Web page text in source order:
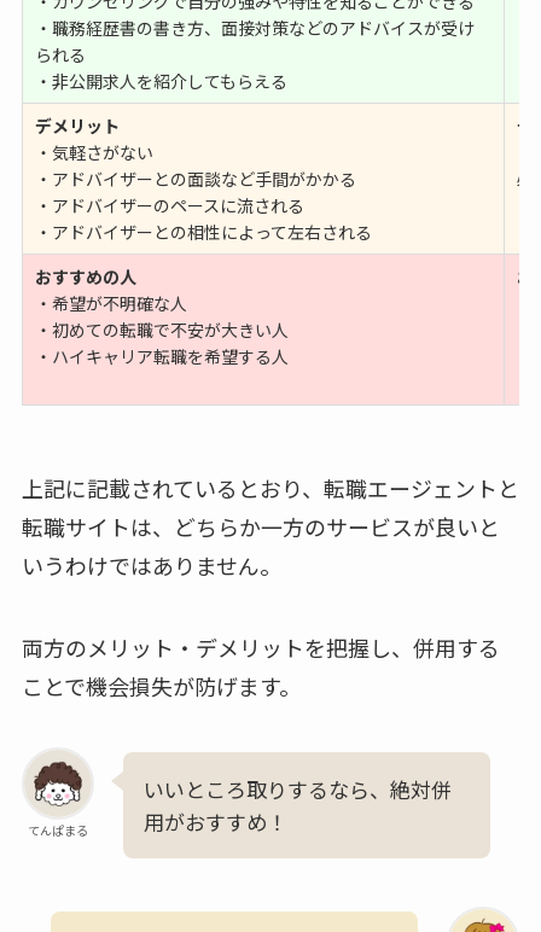
・職務経歴書の書き方、面接対策などのアドバイスが受け
られる
・非公開求人を紹介してもらえる
デメリット
・気軽さがない
・アドバイザーとの面談など手間がかかる
・アドバイザーのペースに流される
・アドバイザーとの相性によって左右される
デ
必
おすすめの人
・希望が不明確な人
・初めての転職で不安が大きい人
・ハイキャリア転職を希望する人
お
上記に記載されているとおり、転職エージェントと
転職サイトは、どちらか一方のサービスが良いと
いうわけではありません。
両方のメリット・デメリットを把握し、併用する
ことで機会損失が防げます。
てんぱまる
いいところ取りするなら、絶対併
用がおすすめ！